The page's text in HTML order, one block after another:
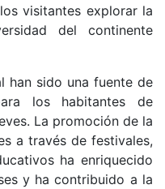
visitantes explorar la
del continente
han sido una fuente de
los habitantes de
La promoción de la
a través de festivales,
ha enriquecido
y ha contribuido a la